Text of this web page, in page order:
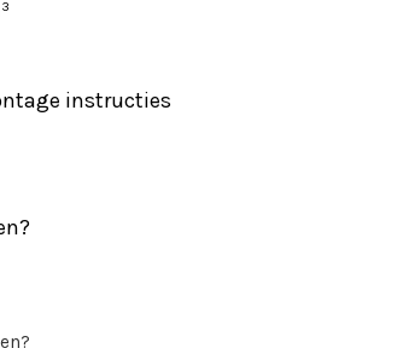
instructies